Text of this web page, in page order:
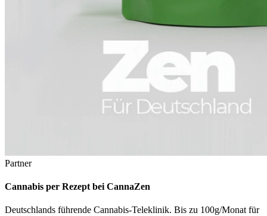
Partner
Cannabis per Rezept bei CannaZen
Deutschlands führende Cannabis-Teleklinik. Bis zu 100g/Monat für